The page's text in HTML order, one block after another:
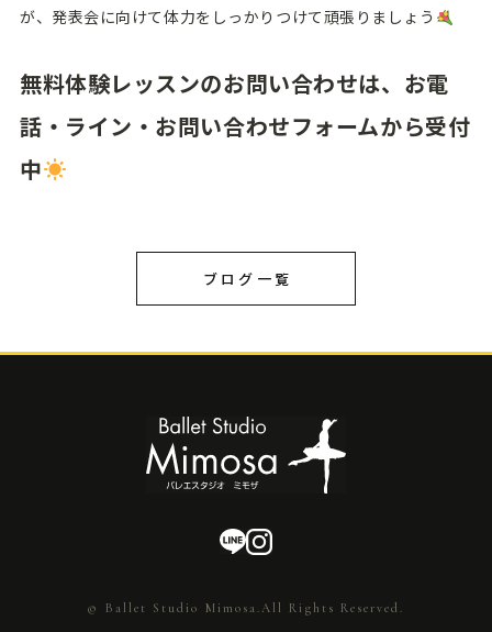
が、発表会に向けて体力をしっかりつけて頑張りましょう
無料体験レッスンのお問い合わせは、お電
話・ライン・お問い合わせフォームから受付
中
ブログ一覧
© Ballet Studio Mimosa.All Rights Reserved.